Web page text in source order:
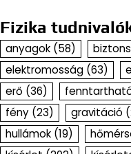
Fizika
anyagok (58)
elektromosság (63)
erő (36)
fény (23) gravitáció
hullámok (19)